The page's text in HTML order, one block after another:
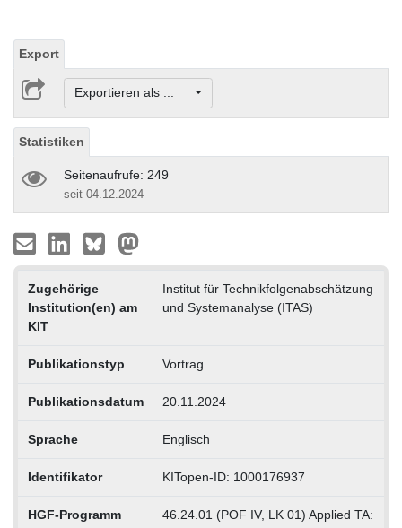
Export
Exportieren als ...
Statistiken
Seitenaufrufe: 249
seit 04.12.2024
Zugehörige
Institution(en) am
KIT
Institut für Technikfolgenabschätzung
und Systemanalyse (ITAS)
Publikationstyp Vortrag
Publikationsdatum 20.11.2024
Sprache Englisch
Identifikator KITopen-ID: 1000176937
HGF-Programm
46.24.01 (POF IV, LK 01) Applied TA: